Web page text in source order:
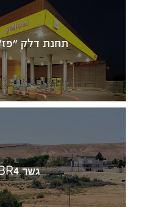
תחנת דלק
גשר BR4 ירוחם